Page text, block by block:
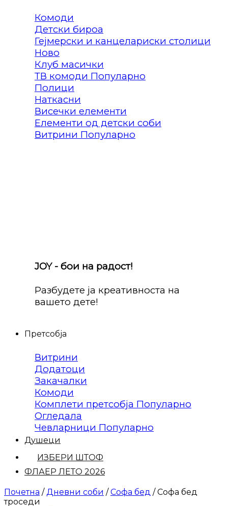
Комоди
Детски бироа
Гејмерски и канцелариски столици
Клуб масички
ТВ комоди
Полици
Наткасни
Висечки елементи
Елементи од детски соби
Витрини
JOY - бои на радост!
Разбудете ја креативноста на
вашето дете!
Претсобја
Витрини
Додатоци
Закачалки
Комоди
Комплети претсобја
Огледала
Чевларници
Душеци
ИЗБЕРИ ШТОФ
ФЛАЕР ЛЕТО 2026
Почетна / Дневни соби / Софа бед /Софа бед
троседи